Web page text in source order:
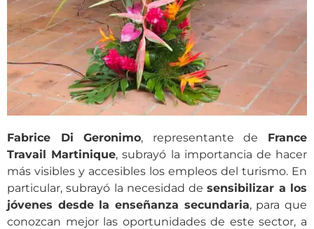
Fabrice Di Geronimo, representante de France
Travail Martinique, subrayó la importancia de hacer
más visibles y accesibles los empleos del turismo. En
particular, subrayó la necesidad desensibilizar a los
jóvenes desde la enseñanza secundaria, para que
conozcan mejor las oportunidades de este sector, a